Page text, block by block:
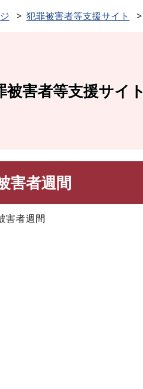
犯罪被害者等支援サイト
被害者等支援サイト
害者週間
害者週間